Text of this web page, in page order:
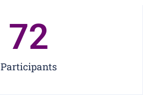
Participants
72